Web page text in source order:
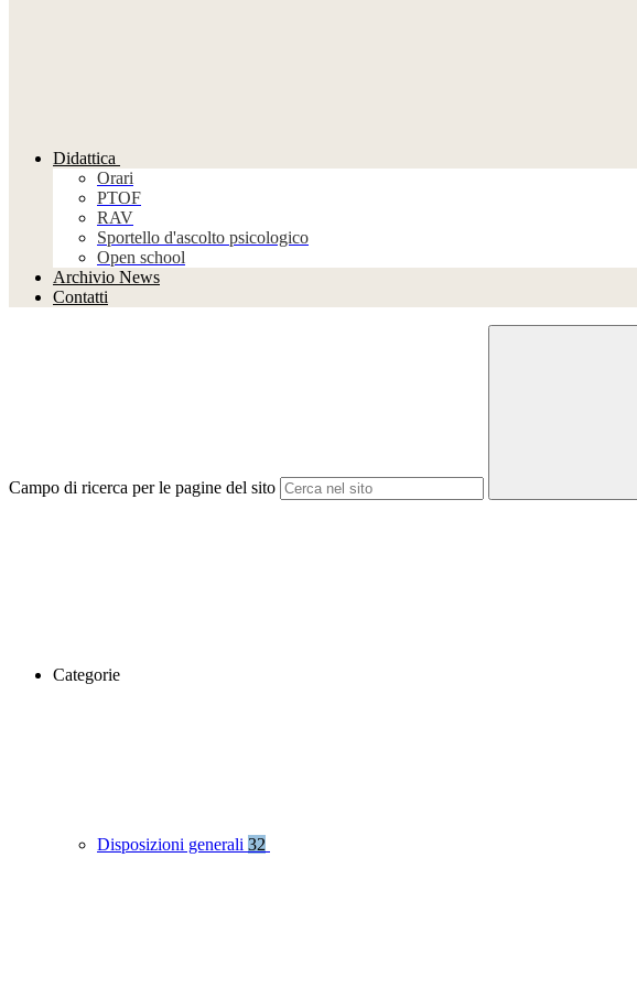
Didattica
Orari
PTOF
RAV
Sportello d'ascolto psicologico
Open school
Archivio News
Contatti
Campo di ricerca per le pagine del sito
Categorie
Disposizioni generali 32